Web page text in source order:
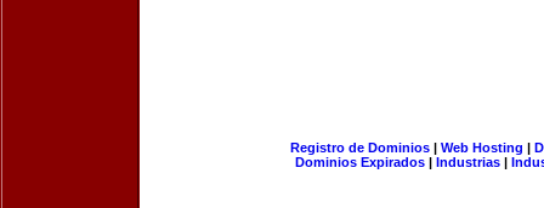
Registro de Dominios| Web Hosting |
Dominios Expirados | Industrias |